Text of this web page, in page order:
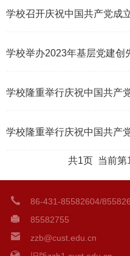
学校召开庆祝中国共产党成
学校举办2023年基层党建创
学校隆重举行庆祝中国共产
学校隆重举行庆祝中国共产
共1页 当前第
86-431-85582604/
85582755
zzb@cust.edu.cn